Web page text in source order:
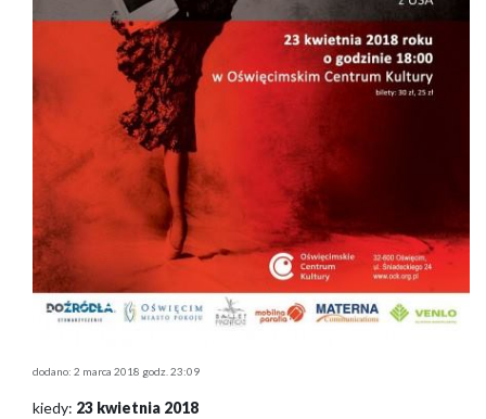
dodano: 2 marca 2018 godz. 23:09
kiedy: 23 kwietnia 2018